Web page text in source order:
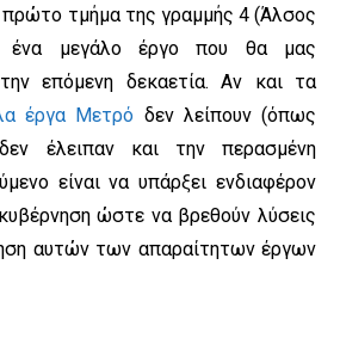
πρώτο τμήμα της γραμμής 4 (Άλσος
ένα μεγάλο έργο που θα μας
επόμενη δεκαετία. Αν και τα
έργα Μετρό δεν λείπουν (όπως
έλειπαν και την περασμένη
είναι να υπάρξει ενδιαφέρον
ώστε να βρεθούν λύσεις
αυτών των απαραίτητων έργων